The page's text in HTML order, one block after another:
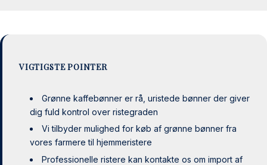
VIGTIGSTE POINTER
Grønne kaffebønner er rå, uristede bønner der giver
dig fuld kontrol over ristegraden
Vi tilbyder mulighed for køb af grønne bønner fra
vores farmere til hjemmeristere
Professionelle ristere kan kontakte os om import af